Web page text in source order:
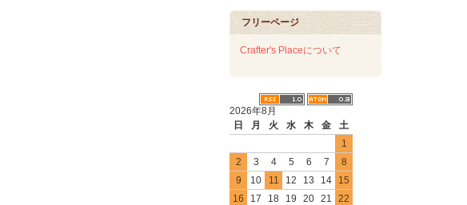
フリーページ
Crafter's Placeについて
2026年8月
日
月 火 水 木 金
土
1
2
3 4 5 6 7
8
9
10 11 12 13 14
15
16
17 18 19 20 21
22